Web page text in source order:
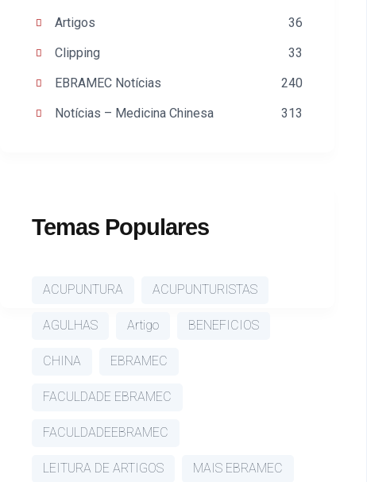
Artigos
36
Clipping
33
EBRAMEC Notícias
240
Notícias – Medicina Chinesa
313
Temas Populares
ACUPUNTURA ACUPUNTURISTAS
AGULHAS Artigo BENEFICIOS
CHINA EBRAMEC
FACULDADE EBRAMEC
FACULDADEEBRAMEC
LEITURA DE ARTIGOS MAIS EBRAMEC